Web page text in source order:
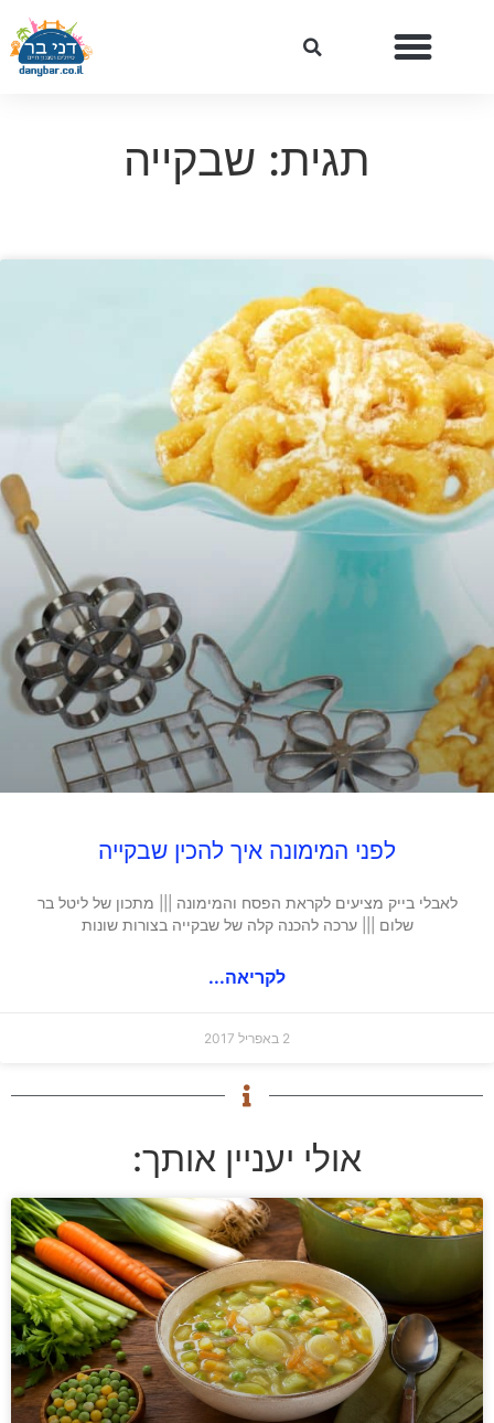
תגית: שבקייה
לפני המימונה איך להכין שבקייה
לאבלי בייק מציעים לקראת הפסח והמימונה ||| מתכון של ליטל בר
שלום ||| ערכה להכנה קלה של שבקייה בצורות שונות
לקריאה...
2 באפריל 2017
אולי יעניין אותך: